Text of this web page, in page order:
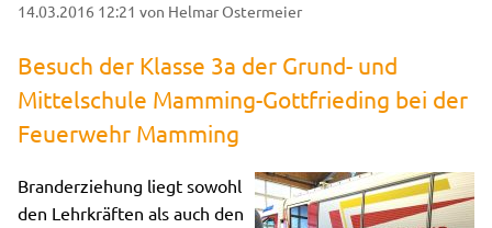
14.03.2016 12:21 von Helmar Ostermeier
Besuch der Klasse 3a der Grund- und
Mittelschule Mamming-Gottfrieding bei der
Feuerwehr Mamming
Branderziehung liegt sowohl
den Lehrkräften als auch den